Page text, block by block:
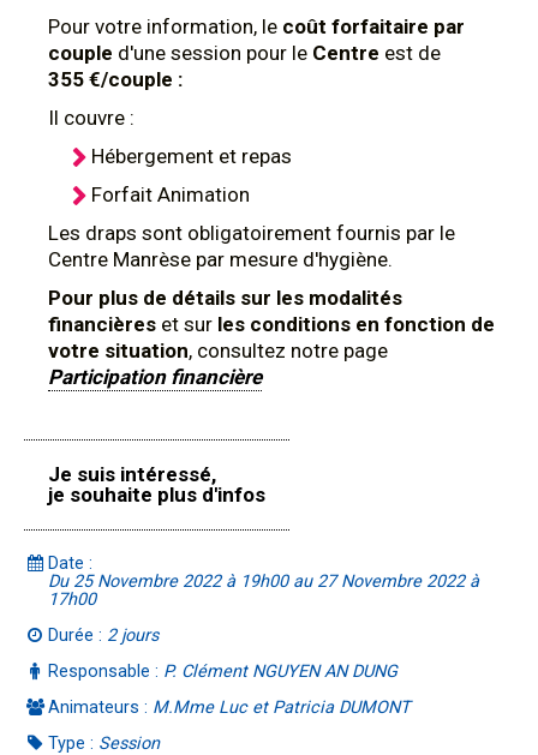
Pour votre information, le coût forfaitaire par
couple d'une session pour le Centre est de
355 €/couple :
Il couvre :
Hébergement et repas
Forfait Animation
Les draps sont obligatoirement fournis par le
Centre Manrèse par mesure d'hygiène.
Pour plus de détails sur les modalités
financières et sur les conditions en fonction de
votre situation, consultez notre page
Participation financière
Je suis intéressé,
je souhaite plus d'infos
Date :
Du 25 Novembre 2022 à 19h00 au 27 Novembre 2022 à
17h00
Durée : 2 jours
Responsable : P. Clément NGUYEN AN DUNG
Animateurs : M.Mme Luc et Patricia DUMONT
Type : Session